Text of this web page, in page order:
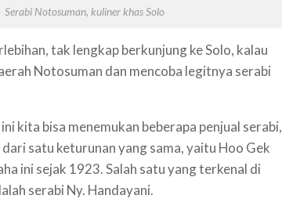
Serabi Notosuman, kuliner khas Solo
tak lengkap berkunjung ke Solo, kalau
Notosuman dan mencoba legitnya serabi
kita bisa menemukan beberapa penjual serabi,
satu keturunan yang sama, yaitu Hoo Gek
ini sejak 1923. Salah satu yang terkenal di
serabi Ny. Handayani.